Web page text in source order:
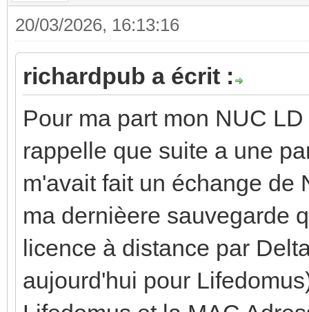
20/03/2026, 16:13:16
richardpub a écrit :
Pour ma part mon NUC
rappelle que suite a une
m'avait fait un échange de
ma dernièere sauvegarde
licence à distance par
aujourd'hui pour